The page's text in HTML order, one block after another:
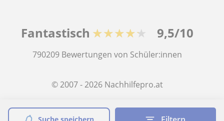
Fantastisch ★★★★★ 9,5/10
790209 Bewertungen von Schüler:innen
© 2007 - 2026 Nachhilfepro.at
Sitemap:Private Lehrkräfte